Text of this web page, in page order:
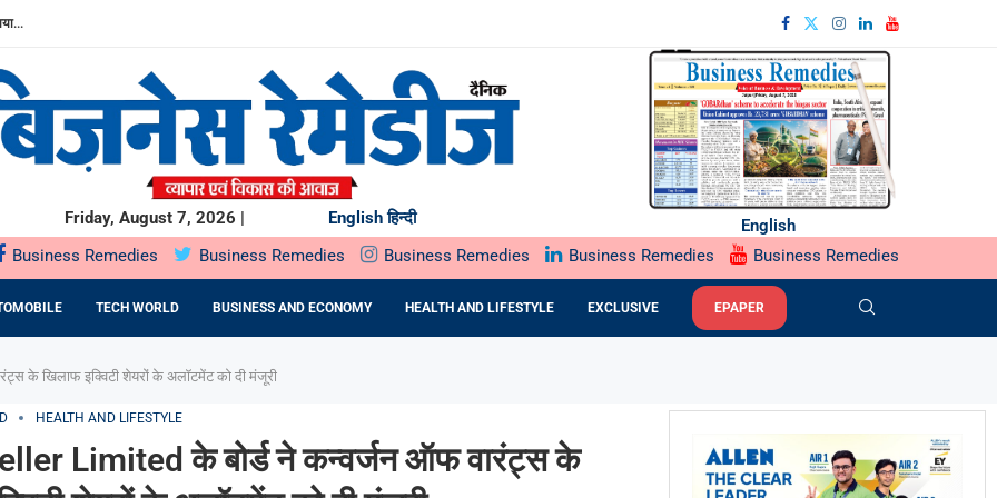
मजबूत की...
लाभ...
साथ SCORPIO-N के अनुभव को और बेहतर बनाया
पब्लिक ऑफरिंग (IPO) सोमवार, 10 अगस्त, 2026 को खुलेगा
Friday, August 7, 2026 | English हिन्दी
English
Business Remedies Business Remedies Business Remedies Business Remedies Business Remedies
TECH WORLD BUSINESS AND ECONOMY HEALTH AND LIFESTYLE EXCLUSIVE EPAPER
के खिलाफ इक्विटी शेयरों के अलॉटमेंट को दी मंजूरी
HEALTH AND LIFESTYLE
Limited के बोर्ड ने कन्वर्जन ऑफ वारंट्स के